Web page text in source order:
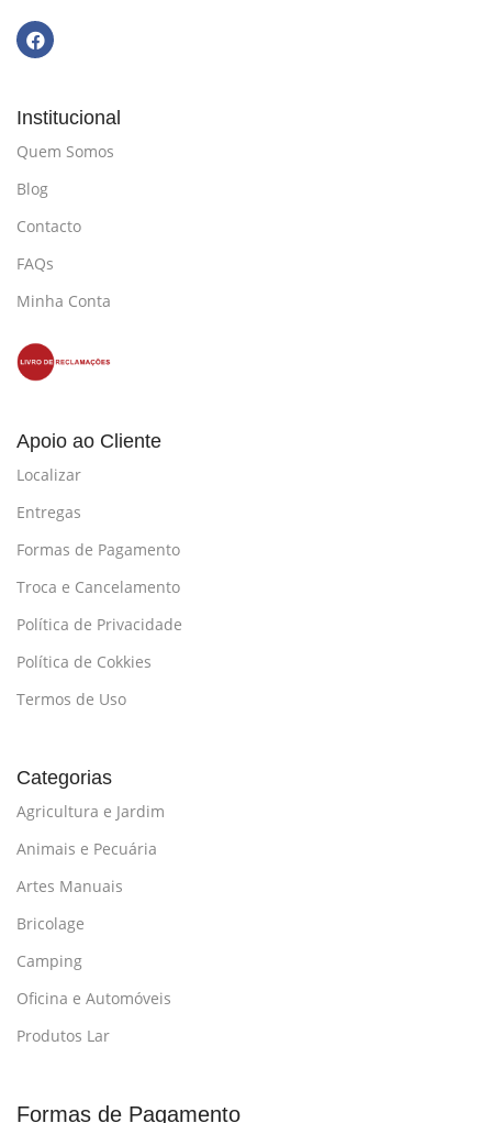
Institucional
Quem Somos
Blog
Contacto
FAQs
Minha Conta
Apoio ao Cliente
Localizar
Entregas
Formas de Pagamento
Troca e Cancelamento
Política de Privacidade
Política de Cokkies
Termos de Uso
Categorias
Agricultura e Jardim
Animais e Pecuária
Artes Manuais
Bricolage
Camping
Oficina e Automóveis
Produtos Lar
Formas de Pagamento